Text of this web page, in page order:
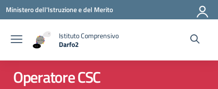
Vai ai contenuti
Vai al menu di navigazione
Vai al footer
Ministero dell'Istruzione e del Merito
Istituto Comprensivo
Darfo2
Operatore CSC